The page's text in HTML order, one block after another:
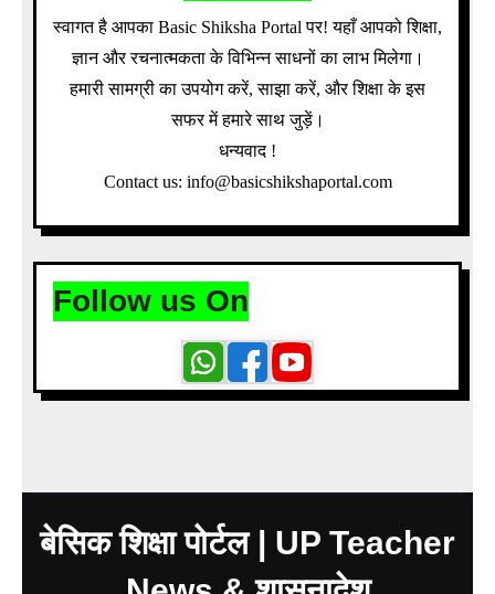
स्वागत है आपका Basic Shiksha Portal पर! यहाँ आपको शिक्षा,
ज्ञान और रचनात्मकता के विभिन्न साधनों का लाभ मिलेगा।
हमारी सामग्री का उपयोग करें, साझा करें, और शिक्षा के इस
सफर में हमारे साथ जुड़ें।
धन्यवाद !
Contact us: info@basicshikshaportal.com
Follow us On
बेसिक शिक्षा पोर्टल | UP Teacher